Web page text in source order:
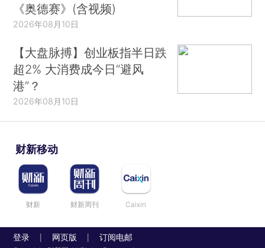
《奥德赛》(含视频)
2026年08月10日
【大盘脉搏】创业板指半日跌
超2% 大消费成今日“避风
港”？
2026年08月10日
财新移动
财新 财新周刊 Caixin
登录 网页版 订阅电邮